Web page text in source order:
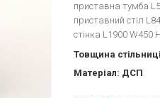
приставна тумба
приставний стіл
стінка L1900 W450
Товщина
Матеріал: ДСП